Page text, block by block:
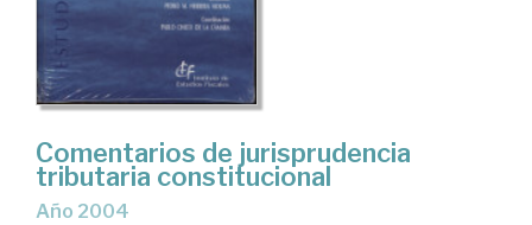
Comentarios de jurisprudencia
tributaria constitucional
año 2004